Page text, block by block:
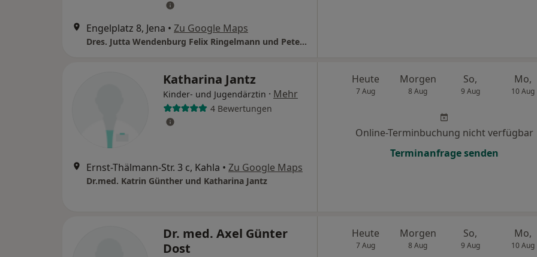
Engelplatz 8, Jena • Zu Google Maps
Dres. Jutta Wendenburg Felix Ringelmann und Peter Hartmann
Katharina Jantz
Kinder- und Jugendärztin · Mehr
4 Bewertungen
Ernst-Thälmann-Str. 3 c, Kahla • Zu Google Maps
Dr.med. Katrin Günther und Katharina Jantz
Heute
7 Aug
Morgen
8 Aug
So,
9 Aug
Mo,
10 Aug
Online-Terminbuchung nicht verfügbar
Terminanfrage senden
Dr. med. Axel Günter
Dost
Heute
7 Aug
Morgen
8 Aug
So,
9 Aug
Mo,
10 Aug